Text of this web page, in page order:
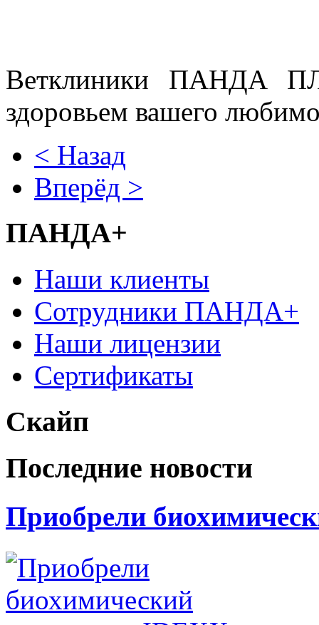
Ветклиники ПАНДА
здоровьем вашего
< Назад
Вперёд >
ПАНДА+
Наши клиенты
Сотрудники ПАНДА+
Наши лицензии
Сертификаты
Скайп
Последние новости
Приобрели